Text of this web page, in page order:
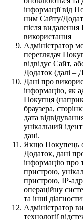
інформації від
ним Сайту/
після
використання
Адміністратор
переглядач
відвідує Сайт,
Додаток (далі –
Дані про
інформацію, як
Покупця
браузера,
дата
унікальний
дані.
Якщо Покупець
Додаток, дані
інформацію про
пристрою,
пристрою, IP-
операційну
та інші
Адміністратор
технології